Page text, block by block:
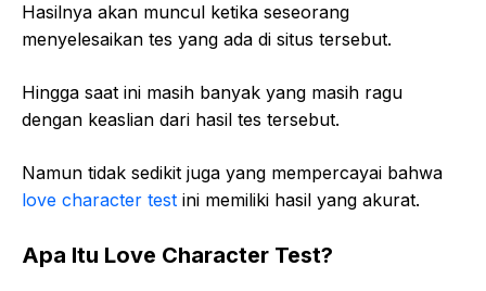
Hasilnya akan muncul ketika seseorang
menyelesaikan tes yang ada di situs tersebut.
Hingga saat ini masih banyak yang masih ragu
dengan keaslian dari hasil tes tersebut.
Namun tidak sedikit juga yang mempercayai bahwa
love character test ini memiliki hasil yang akurat.
Apa Itu Love Character Test?